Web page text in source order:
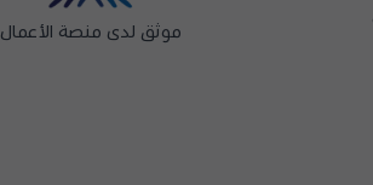
موثق لدى منصة الأعمال